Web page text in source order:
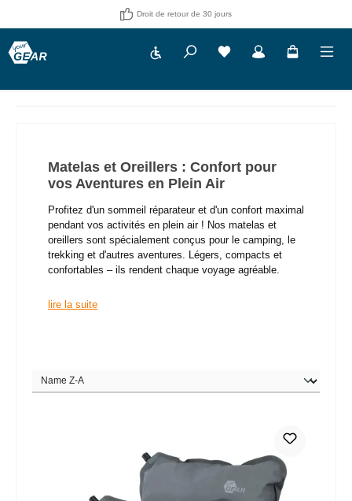
Droit de retour de 30 jours
Show toolbar Vous avez 0 articles
Matelas et Oreillers : Confort pour
vos Aventures en Plein Air
Profitez d'un sommeil réparateur et d'un confort maximal
pendant vos activités en plein air ! Nos matelas et
oreillers sont spécialement conçus pour le camping, le
trekking et d'autres aventures. Légers, compacts et
confortables – ils rendent chaque voyage agréable.
lire la suite